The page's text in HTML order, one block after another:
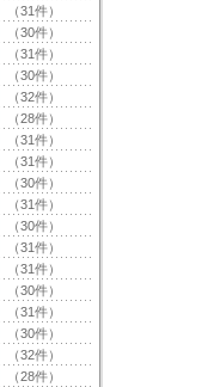
（31件）
（30件）
（31件）
（30件）
（32件）
（28件）
（31件）
（31件）
（30件）
（31件）
（30件）
（31件）
（31件）
（30件）
（31件）
（30件）
（32件）
（28件）